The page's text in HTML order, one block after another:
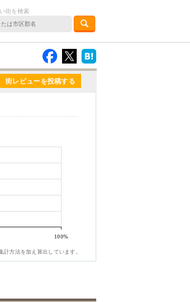
街を検索
街レビューを投稿する
100%
方法を加え算出しています。